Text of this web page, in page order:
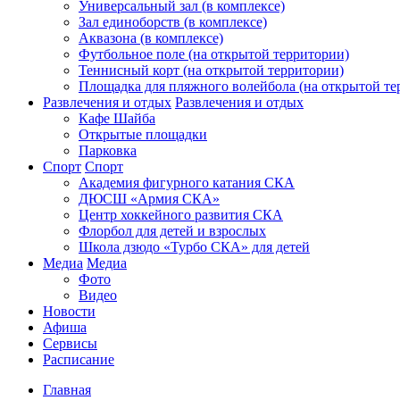
Универсальный зал (в комплексе)
Зал единоборств (в комплексе)
Аквазона (в комплексе)
Футбольное поле (на открытой территории)
Теннисный корт (на открытой территории)
Площадка для пляжного волейбола (на открытой
Развлечения и отдых Развлечения и отдых
Кафе Шайба
Открытые площадки
Парковка
Спорт Спорт
Академия фигурного катания СКА
ДЮСШ «Армия СКА»
Центр хоккейного развития СКА
Флорбол для детей и взрослых
Школа дзюдо «Турбо СКА» для детей
Медиа Медиа
Фото
Видео
Новости
Афиша
Сервисы
Расписание
Главная